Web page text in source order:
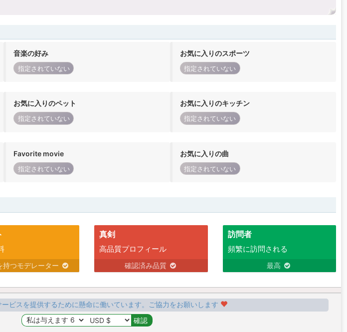
音楽の好み
指定されていない
お気に入りのスポーツ
指定されていない
お気に入りのペット
指定されていない
お気に入りのキッチン
指定されていない
Favorite movie
指定されていない
お気に入りの曲
指定されていない
持つモデレーター
真剣
高品質プロフィール
確認済み品質
訪問者
頻繁に訪問される
最高
ビスを提供するために懸命に働いています。ご協力をお願いします